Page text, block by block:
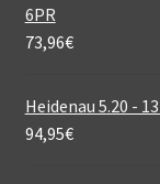
6PR
73,96€
Heidenau 5.20 -
94,95€